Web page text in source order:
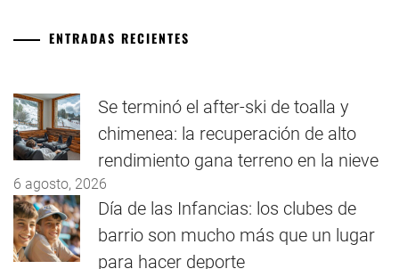
ENTRADAS RECIENTES
Se terminó el after-ski de toalla y
chimenea: la recuperación de alto
rendimiento gana terreno en la nieve
6 agosto, 2026
Día de las Infancias: los clubes de
barrio son mucho más que un lugar
para hacer deporte